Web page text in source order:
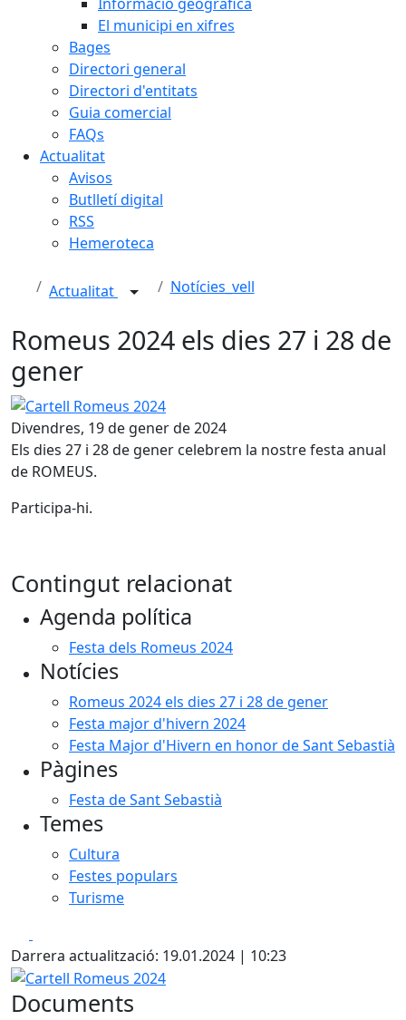
El municipi en xifres
Bages
Directori general
Directori d'entitats
Guia comercial
FAQs
Actualitat
Avisos
Butlletí digital
RSS
Hemeroteca
Actualitat Notícies_vell
Romeus 2024 els dies 27 i 28 de
gener
Cartell Romeus 2024
Divendres, 19 de gener de 2024
Els dies 27 i 28 de gener celebrem la nostre festa anual
de ROMEUS.
Participa-hi.
Contingut relacionat
Agenda política
Festa dels Romeus 2024
Notícies
Romeus 2024 els dies 27 i 28 de gener
Festa major d'hivern 2024
Festa Major d'Hivern en honor de Sant Sebastià
Pàgines
Festa de Sant Sebastià
Temes
Cultura
Festes populars
Turisme
Darrera actualització: 19.01.2024 | 10:23
Cartell Romeus 2024
Documents